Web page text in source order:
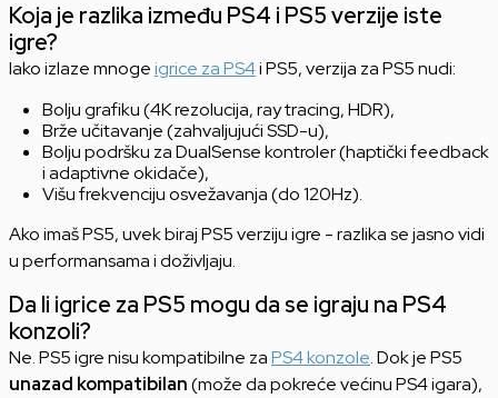
Koja je razlika između PS4 i PS5 verzije iste
igre?
Iako izlaze mnogeigrice za PS4i PS5, verzija za PS5 nudi:
Bolju grafiku (4K rezolucija, ray tracing, HDR),
Brže učitavanje (zahvaljujući SSD-u),
Bolju podršku za DualSense kontroler (haptički feedback
i adaptivne okidače),
Višu frekvenciju osvežavanja (do 120Hz).
Ako imaš PS5, uvek biraj PS5 verziju igre - razlika se jasno vidi
u performansama i doživljaju.
Da li igrice za PS5 mogu da se igraju na PS4
konzoli?
Ne. PS5 igre nisu kompatibilne zaPS4 konzole. Dok je PS5
unazad kompatibilan(može da pokreće većinu PS4 igara),